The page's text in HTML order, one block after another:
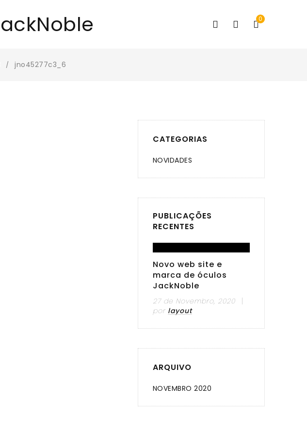
0
/ jno45277c3_6
CATEGORIAS
NOVIDADES
PUBLICAÇÕES
RECENTES
Novo web site e
marca de óculos
JackNoble
27 de Novembro, 2020
por layout
ARQUIVO
NOVEMBRO 2020